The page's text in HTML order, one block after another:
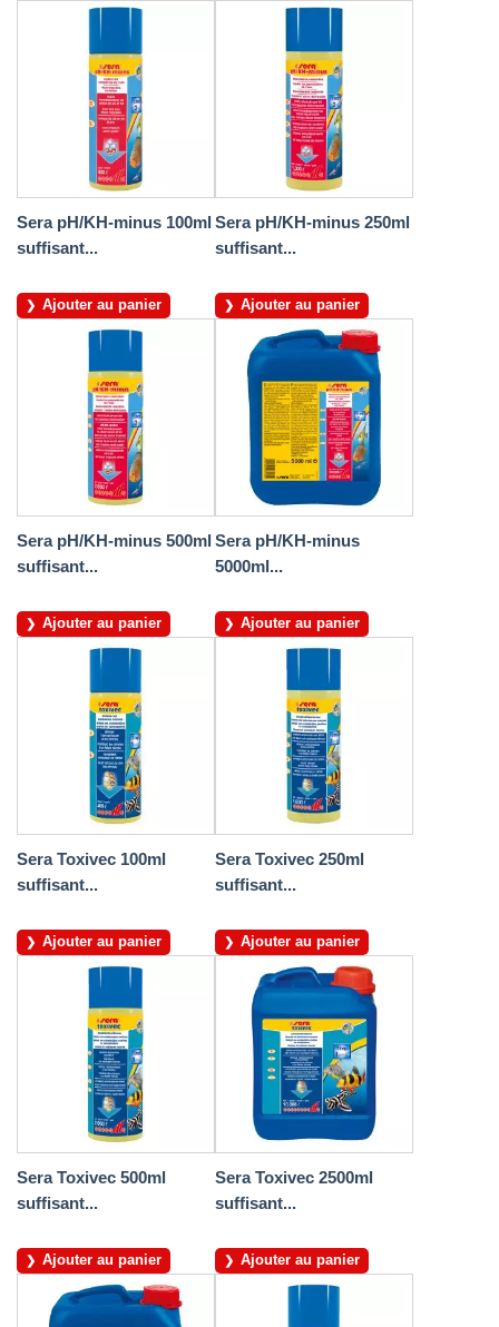
Sera pH/KH-minus 100ml
suffisant...
Ajouter au panier
Sera pH/KH-minus 250ml
suffisant...
Ajouter au panier
Sera pH/KH-minus 500ml
suffisant...
Ajouter au panier
Sera pH/KH-minus
5000ml...
Ajouter au panier
Sera Toxivec 100ml
suffisant...
Ajouter au panier
Sera Toxivec 250ml
suffisant...
Ajouter au panier
Sera Toxivec 500ml
suffisant...
Ajouter au panier
Sera Toxivec 2500ml
suffisant...
Ajouter au panier